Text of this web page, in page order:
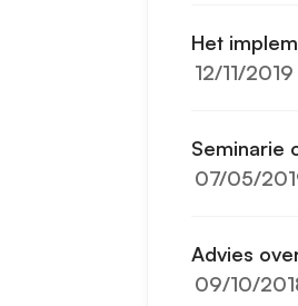
Het
12/11/2019
Seminarie
07/05/
Advies
09/10/